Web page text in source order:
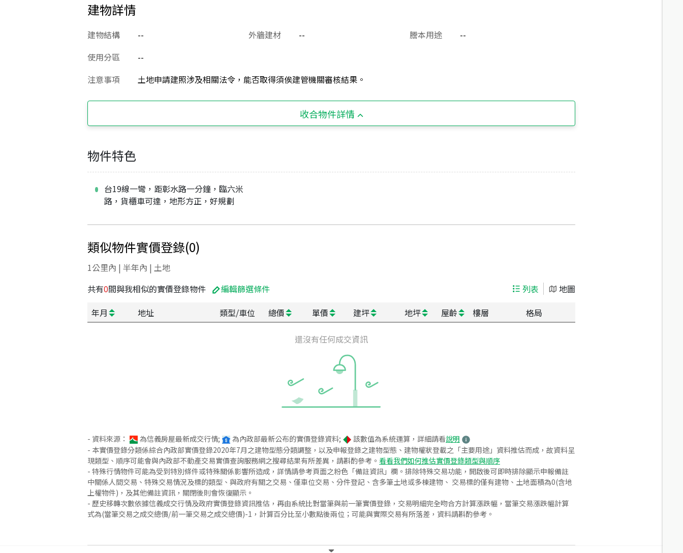
建物詳情
建物結構 -- 外牆建材 -- 謄本用途
--
使用分區
--
注意事項
土地申請建照涉及相關法令，能否取得須俟建管機關審核結果。
收合物件詳情
物件特色
台19線一彎，距彰水路一分鐘，臨六米
路，貨櫃車可達，地形方正，好規劃
類似物件實價登錄(0)
1公里內 | 半年內 | 土地
共有0間與我相似的實價登錄物件 編輯篩選條件 列表
地圖
年月
地址 類型/車位 總價 單價 建坪 地坪 屋齡 樓層 格局
還沒有任何成交資訊
- 資料來源： 為信義房屋最新成交行情; 為內政部最新公布的實價登錄資料; 該數值為系統運算，詳細請看說明
- 本實價登錄分類係綜合內政部實價登錄2020年7月之建物型態分類調整，以及申報登錄之建物型態、建物權狀登載之「主要用途」資料推估而成，故資料呈
現類型、順序可能會與內政部不動產交易實價查詢服務網之搜尋結果有所差異，請斟酌參考。 看看我們如何推估實價登錄類型與順序
- 特殊行情物件可能為受到特別條件或特殊關係影響所造成，詳情請參考頁面之粉色「備註資訊」欄。排除特殊交易功能，開啟後可即時排除顯示申報備註
中關係人間交易、特殊交易情況及標的類型、與政府有關之交易、僅車位交易、分件登記、含多筆土地或多棟建物、 交易標的僅有建物、土地面積為0(含地
上權物件)，及其他備註資訊，關閉後則會恢復顯示。
- 歷史移轉次數依據信義成交行情及政府實價登錄資訊推估，再由系統比對當筆與前一筆實價登錄，交易明細完全吻合方計算漲跌幅，當筆交易漲跌幅計算
式為(當筆交易之成交總價/前一筆交易之成交總價)-1，計算百分比至小數點後兩位；可能與實際交易有所落差，資料請斟酌參考。